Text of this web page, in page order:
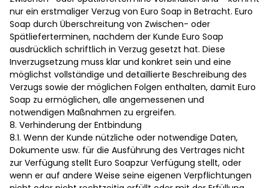
nur ein erstmaliger Verzug von Euro Soap in Betracht. Euro
Soap durch Überschreitung von Zwischen- oder
Spätlieferterminen, nachdem der Kunde Euro Soap
ausdrücklich schriftlich in Verzug gesetzt hat. Diese
Inverzugsetzung muss klar und konkret sein und eine
möglichst vollständige und detaillierte Beschreibung des
Verzugs sowie der möglichen Folgen enthalten, damit Euro
Soap zu ermöglichen, alle angemessenen und
notwendigen Maßnahmen zu ergreifen.
8. Verhinderung der Entbindung
8.1. Wenn der Kunde nützliche oder notwendige Daten,
Dokumente usw. für die Ausführung des Vertrages nicht
zur Verfügung stellt Euro Soapzur Verfügung stellt, oder
wenn er auf andere Weise seine eigenen Verpflichtungen